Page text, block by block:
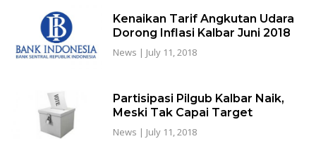
Kenaikan Tarif Angkutan Udara
Dorong Inflasi Kalbar Juni 2018
News | July 11, 2018
Partisipasi Pilgub Kalbar Naik,
Meski Tak Capai Target
News | July 11, 2018